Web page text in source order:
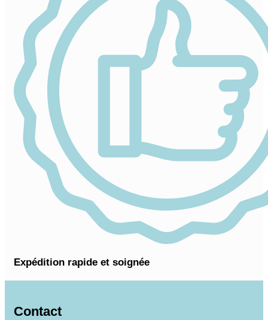
Expédition rapide et soignée
Contact